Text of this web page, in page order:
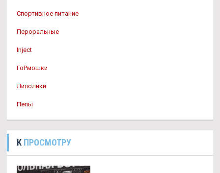
Спортивное питание
Пероральные
Inject
ГоРмошки
Липолики
Пепы
К ПРОСМОТРУ